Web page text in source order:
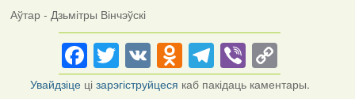
Аўтар - Дзьмітры Вінчэўскі
Facebook
Twitter
VKOdnoklassniki
Telegram
Viber
Link
Увайдзіце цізарэгіструйцеся каб пакідаць каментары.